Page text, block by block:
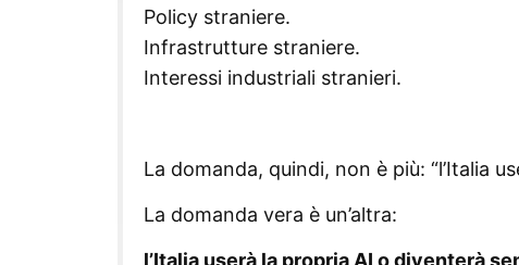
Policy straniere.
Infrastrutture straniere.
Interessi industriali stranieri.
La domanda, quindi, non è più: “l’Italia
La domanda vera è un’altra:
l’Italia userà la propria AI o diventerà